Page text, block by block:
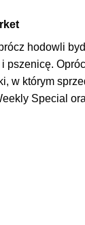
hodowli
pszenicę.
w którym
Special